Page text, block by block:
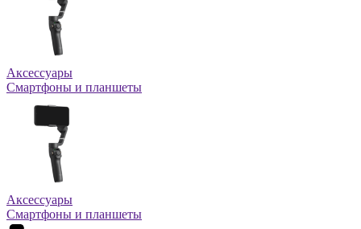
Аксессуары
Смартфоны и планшеты
Аксессуары
Смартфоны и планшеты